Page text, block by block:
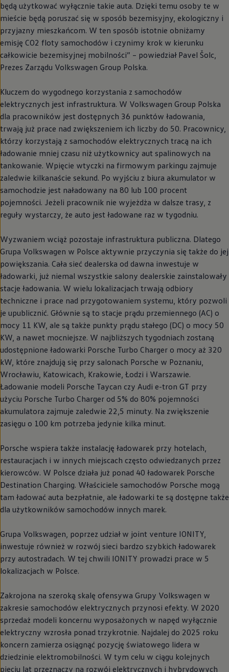
będą użytkować wyłącznie takie auta. Dzięki temu osoby te w
mieście będą poruszać się w sposób bezemisyjny, ekologiczny i
przyjazny mieszkańcom. W ten sposób istotnie obniżamy
emisję CO2 floty samochodów i czynimy krok w kierunku
całkowicie bezemisyjnej mobilności” – powiedział Pavel Šolc,
Prezes Zarządu Volkswagen Group Polska.
Kluczem do wygodnego korzystania z samochodów
elektrycznych jest infrastruktura. W Volkswagen Group Polska
dla pracowników jest dostępnych 36 punktów ładowania,
trwają już prace nad zwiększeniem ich liczby do 50. Pracownicy,
którzy korzystają z samochodów elektrycznych tracą na ich
ładowanie mniej czasu niż użytkownicy aut spalinowych na
tankowanie. Wpięcie wtyczki na firmowym parkingu zajmuje
zaledwie kilkanaście sekund. Po wyjściu z biura akumulator w
samochodzie jest naładowany na 80 lub 100 procent
pojemności. Jeżeli pracownik nie wyjeżdża w dalsze trasy, z
reguły wystarczy, że auto jest ładowane raz w tygodniu.
Wyzwaniem wciąż pozostaje infrastruktura publiczna. Dlatego
Grupa Volkswagen w Polsce aktywnie przyczynia się także do jej
powiększania. Cała sieć dealerska od dawna inwestuje w
ładowarki, już niemal wszystkie salony dealerskie zainstalowały
stacje ładowania. W wielu lokalizacjach trwają odbiory
techniczne i prace nad przygotowaniem systemu, który pozwoli
je upublicznić. Głównie są to stacje prądu przemiennego (AC) o
mocy 11 KW, ale są także punkty prądu stałego (DC) o mocy 50
KW, a nawet mocniejsze. W najbliższych tygodniach zostaną
udostępnione ładowarki Porsche Turbo Charger o mocy aż 320
kW, które znajdują się przy salonach Porsche w Poznaniu,
Wrocławiu, Katowicach, Krakowie, Łodzi i Warszawie.
Ładowanie modeli Porsche Taycan czy Audi e-tron GT przy
użyciu Porsche Turbo Charger od 5% do 80% pojemności
akumulatora zajmuje zaledwie 22,5 minuty. Na zwiększenie
zasięgu o 100 km potrzeba jedynie kilka minut.
Porsche wspiera także instalację ładowarek przy hotelach,
restauracjach i w innych miejscach często odwiedzanych przez
kierowców. W Polsce działa już ponad 40 ładowarek Porsche
Destination Charging. Właściciele samochodów Porsche mogą
tam ładować auta bezpłatnie, ale ładowarki te są dostępne także
dla użytkowników samochodów innych marek.
Grupa Volkswagen, poprzez udział w joint venture IONITY,
inwestuje również w rozwój sieci bardzo szybkich ładowarek
przy autostradach. W tej chwili IONITY prowadzi prace w 5
lokalizacjach w Polsce.
Zakrojona na szeroką skalę ofensywa Grupy Volkswagen w
zakresie samochodów elektrycznych przynosi efekty. W 2020
sprzedaż modeli koncernu wyposażonych w napęd wyłącznie
elektryczny wzrosła ponad trzykrotnie. Najdalej do 2025 roku
koncern zamierza osiągnąć pozycję światowego lidera w
dziedzinie elektromobilności. W tym celu w ciągu kolejnych
pięciu lat przeznaczy na rozwój elektrycznych i hybrydowych